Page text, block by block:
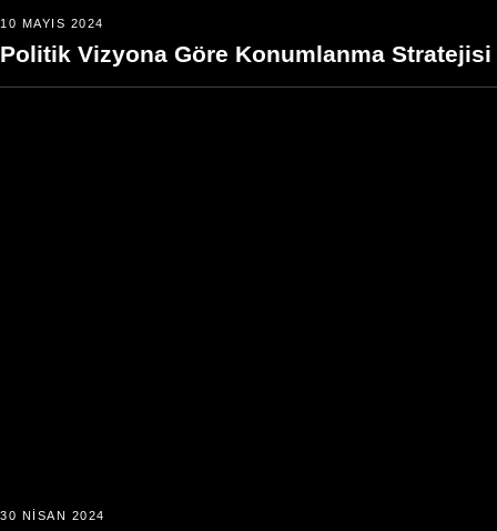
10 MAYIS 2024
Politik Vizyona Göre Konumlanma Stratejisi
30 NISAN 2024